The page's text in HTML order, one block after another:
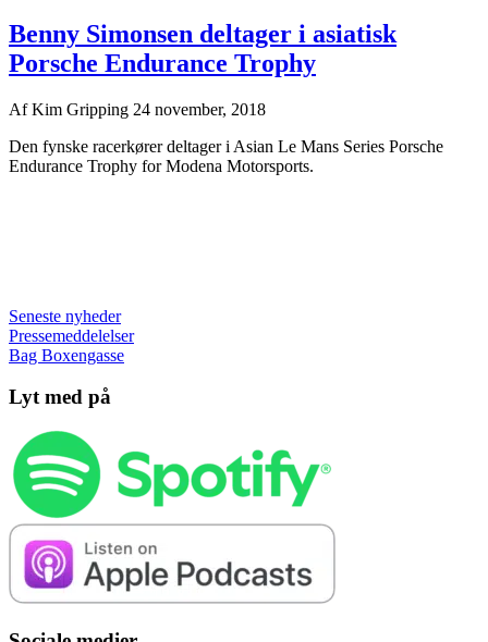
Benny Simonsen deltager i asiatisk
Porsche Endurance Trophy
AfKim Gripping 24 november, 2018
Den fynske racerkører deltager i Asian Le Mans Series Porsche
Endurance Trophy for Modena Motorsports.
Seneste nyheder
Pressemeddelelser
Bag Boxengasse
Lyt med på